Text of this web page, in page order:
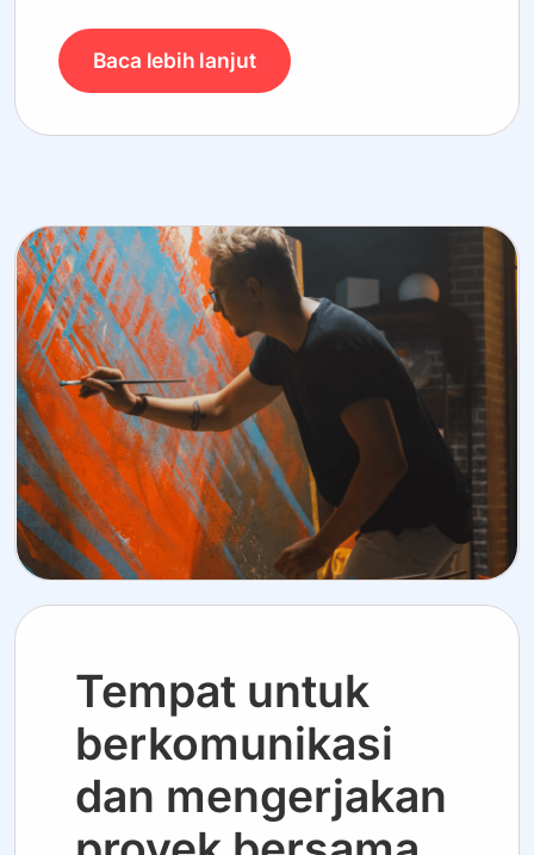
Baca lebih lanjut
Tempat untuk
berkomunikasi
dan mengerjakan